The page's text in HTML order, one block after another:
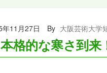
年11月27日 By 大阪芸術大学
格的な寒さ到来